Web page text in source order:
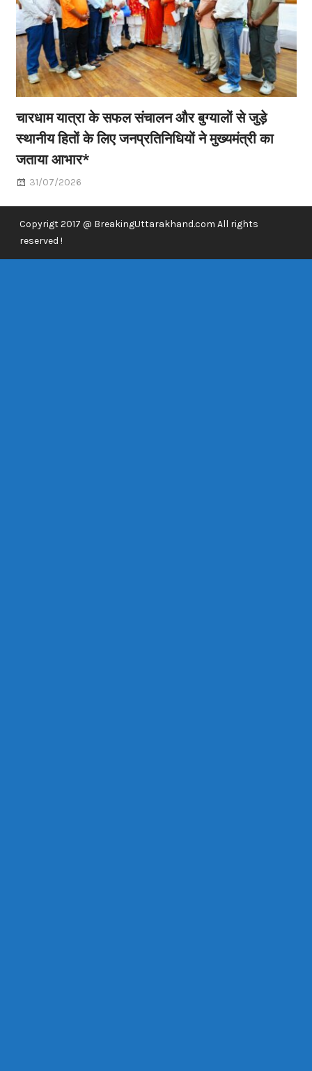
चारधाम यात्रा के सफल संचालन और बुग्यालों से जुड़े
स्थानीय हितों के लिए जनप्रतिनिधियों ने मुख्यमंत्री का
जताया आभार*
31/07/2026
Copyrigt 2017 @ BreakingUttarakhand.com All rights
reserved !